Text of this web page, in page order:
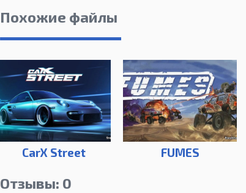
Похожие файлы
CarX Street FUMES
Отзывы: 0